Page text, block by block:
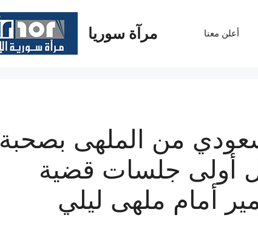
مرآة سوريا أعلن معنا
من الملهى بصحبة
أولى جلسات قضية
أمام ملهى ليلي